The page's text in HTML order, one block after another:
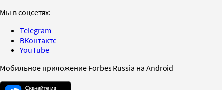
Мы в соцсетях:
Telegram
ВКонтакте
YouTube
Мобильное приложение Forbes Russia на Android